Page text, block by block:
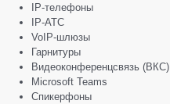
IP-телефоны
IP-АТС
VoIP-шлюзы
Гарнитуры
Видеоконференцсвязь (ВКС)
Microsoft Teams
Спикерфоны